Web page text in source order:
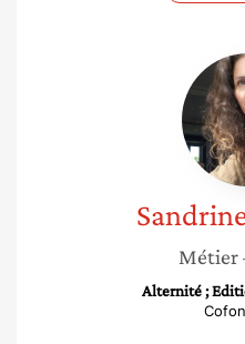
Métier
Alternité ;